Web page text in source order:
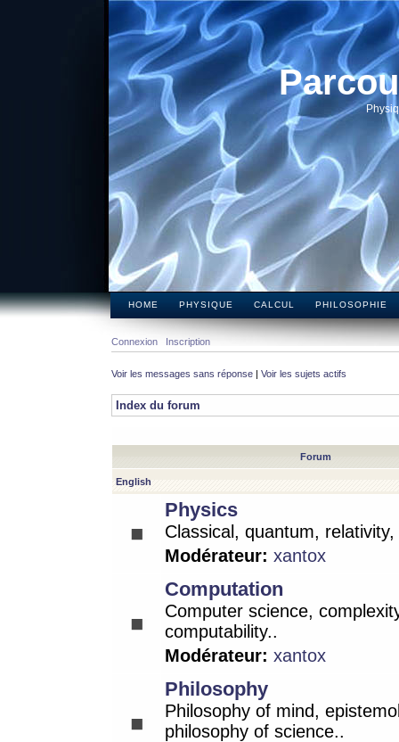
HOME PHYSIQUE CALCUL PHILOSOPHIE
Connexion Inscription
Voir les messages sans réponse | Voir les sujets actifs
Index du forum
Forum
English
Physics
Classical, quantum,
Modérateur: xantox
Computation
Computer science,
computability..
Modérateur: xantox
Philosophy
Philosophy of mind,
philosophy of science..